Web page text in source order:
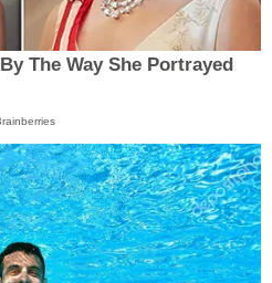
The Way She Portrayed